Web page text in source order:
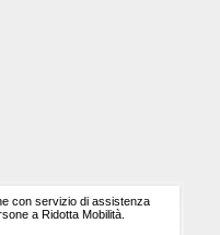
con servizio di assistenza
a Ridotta Mobilità.